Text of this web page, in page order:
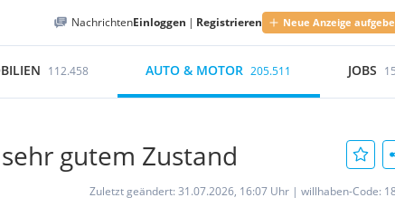
NachrichtenEinloggen | Registrieren Neue Anzeige
112.458 AUTO & MOTOR 205.511 JOBS
gutem Zustand
Zuletzt geändert: 31.07.2026, 16:07 Uhr | willhaben-Code: